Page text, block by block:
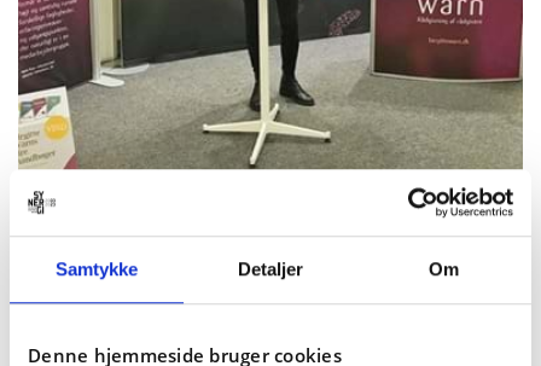
Samtykke Detaljer Om
Denne hjemmeside bruger cookies